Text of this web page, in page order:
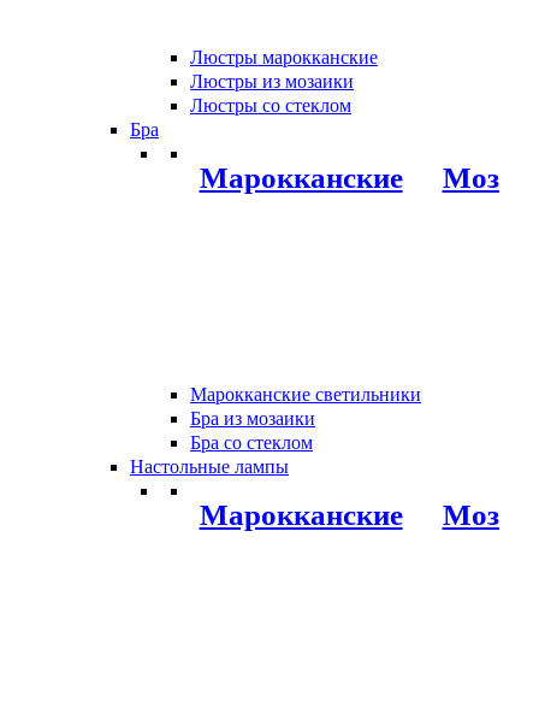
Люстры марокканские
Люстры из мозаики
Люстры со стеклом
Бра
Марокканские
Марокканские светильники
Бра из мозаики
Бра со стеклом
Настольные лампы
Марокканские